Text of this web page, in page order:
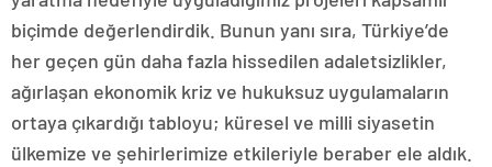
biçimde değerlendirdik. Bunun yanı sıra, Türkiye’de
her geçen gün daha fazla hissedilen adaletsizlikler,
ağırlaşan ekonomik kriz ve hukuksuz uygulamaların
ortaya çıkardığı tabloyu; küresel ve milli siyasetin
ülkemize ve şehirlerimize etkileriyle beraber ele aldık.